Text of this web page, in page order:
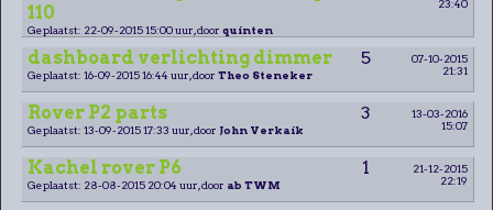
110
23:40
Geplaatst: 22-09-2015 15:00 uur, door quinten
dashboard verlichting dimmer 5
07-10-2015
21:31
Geplaatst: 16-09-2015 16:44 uur, door Theo Steneker
Rover P2 parts 3
13-03-2016
15:07
Geplaatst: 13-09-2015 17:33 uur, door John Verkaik
Kachel rover P6 1
21-12-2015
22:19
Geplaatst: 28-08-2015 20:04 uur, door ab TWM